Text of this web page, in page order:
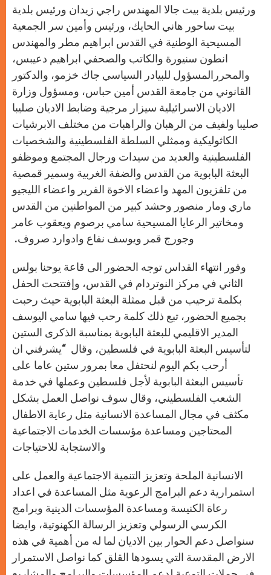
ورئيس بلدية بيت جالا المهندس راجي زيدان ‏ورئيس بلدية
بيت ساحور هاني الحايك، ورئيس وأمين سر الجمعية
‏المسيحية الوطنية في القدس ابراهيم مطر والمهندس
انطون سنيورة ‏والكاتب والصحفي ابراهيم دعيبس،
والمحررالمسؤول للبيادر السياسي ‏جاك خزمو، والدكتور
القانوني من جامعة القدس أمين حباس، ومسؤول ‏وزارة
الاديان الاسرائيلية سيزار مرجية وضابط الاديان صليبا
صليبا ‏ولفيف من الرهبان والراهبات من مختلف الابرشيات
الكاثوليكية وممثلي ‏السلطة الفلسطينية والشخصيات
الفلسطينية والعديد من سيدات ورجال ‏المجتمع وموظفو
البعثة البابوية من القدس والضفة الغربية وسمير ‏قمصية
من تلفزيون المهد واعضاء الاخوة الفرير واعضاء الليجيو
ماري ‏ومار منصور وحشد كبير من المواطنين من القدس
ومخاتير الرعايا ‏المسيحية سامي برصوم ويعقوب عامر
وجورج قمر ويوسف نفاع ‏وادوارد صروف.‏ ‏
وفور انتهاء القداس توجه الحضور الى قاعة يوحنا بولس
الثاني في ‏مركز النوتردام في القدس، وإفتتحت الحفل
بكلمة ترحيب من قبل ممثلة ‏البعثة البابوية حيث رحبت
بجميع الحضور، تبع ذلك كلمة رحب فيها ‏سامي اليوسف
المدير الاقليمي للبعثة البابوية بمناسبة الذكرى الستين
‏لتأسيس البعثة البابوية في فلسطين، وقال ‏ “يشرفني ان
أرحب بكم اليوم لنحتفل معا بمرور ستين عاما على
تأسيس ‏البعثة البابوية لأجل فلسطين وعملها في خدمة
الشعب الفلسطيني، وقال ‏سوف نواصل العمل بشكل
مكثف في مجال المساعدة الانسانية مثل رعاية ‏الاطفال
المحتاجين ومساعدة مؤسسات الخدمات الاجتماعية
والاستجابة ‏للاحتياجات
الانسانية الملحة وتعزيز التنمية الاجتماعية والعمل على
‏استمرارية دعم البرامج الرعوية مثل المساعدة في اعداد
رعاة الكنيسة ‏ومساعدة المؤسسات الدينية وبرامج
الكرسي الرسولي وتعزيز الرسالة ‏الكهنوتية، وايضا
سنواصل دعم الحوار بين الاديان لما له من أهمية في ‏هذه
الارض المقدسة التي يسودها القلق كما نواصل الاستمرار